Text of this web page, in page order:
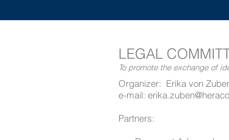
LEGAL
To promote the exchange of
Organizer: Erika von
e-mail:
Partners: